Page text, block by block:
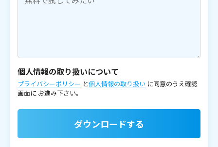
個人情報の取り扱いについて
プライバシーポリシー と個人情報の取り扱い に同意のうえ確認
画面に お進み下さい。
ダウンロードする